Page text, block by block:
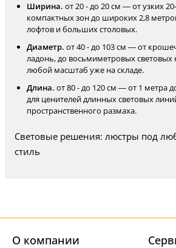
Ширина. от 20 - до 20 см — от узких
компактных зон до широких 2,8
лофтов и больших столовых.
Диаметр. от 40 - до 103 см — от
ладонь, до восьмиметровых
любой масштаб уже на складе.
Длина. от 80 - до 120 см — от 1 метра
для ценителей длинных световых
пространственного размаха.
Световые решения: люстры под
стиль
О компании